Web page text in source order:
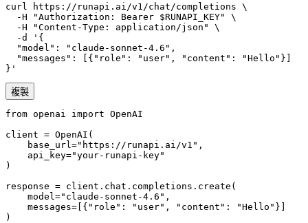
curl https://runapi.ai/v1/chat/completions \
  -H "Authorization: Bearer $RUNAPI_KEY" \
  -H "Content-Type: application/json" \
  -d '{
  "model": "claude-sonnet-4.6",
  "messages": [{"role": "user", "content": "Hello"}]
}'
複製
from openai import OpenAI
client = OpenAI(
    base_url="https://runapi.ai/v1",
    api_key="your-runapi-key"
)
response = client.chat.completions.create(
    model="claude-sonnet-4.6",
    messages=[{"role": "user", "content": "Hello"}]
)